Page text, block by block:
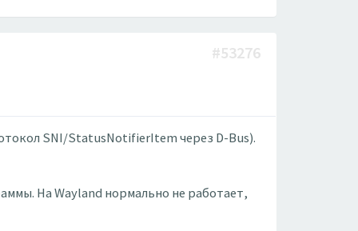
#53276
SNI/StatusNotifierItem через D-Bus).
На Wayland нормально не работает,